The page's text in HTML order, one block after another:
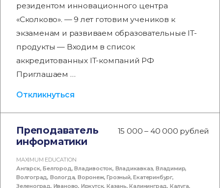
резидентом инновационного центра
«Сколково». — 9 лет готовим учеников к
экзаменам и развиваем образовательные IT-
продукты — Входим в список
аккредитованных IT-компаний РФ
Приглашаем …
Откликнуться
Преподаватель
информатики
15 000 – 40 000 рублей
MAXIMUM EDUCATION
Ангарск,Белгород,Владивосток, Владикавказ,Владимир,
Волгоград, Вологда,Воронеж,Грозный,Екатеринбург,
Зеленоград, Иваново, Иркутск,Казань,Калининград, Калуга,